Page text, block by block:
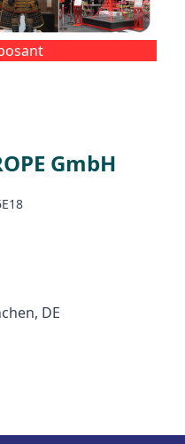
Facebook
Instagram
GmbH
DE